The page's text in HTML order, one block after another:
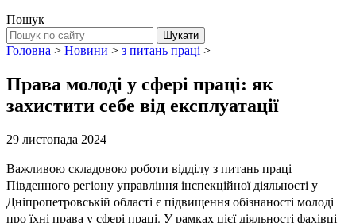
Пошук
Головна > Новини > з питань праці >
Права молоді у сфері праці: як
захистити себе від експлуатації
29 листопада 2024
Важливою складовою роботи відділу з питань праці
Південного регіону управління інспекційної діяльності у
Дніпропетровській області є підвищення обізнаності молоді
про їхні права у сфері праці. У рамках цієї діяльності фахівці